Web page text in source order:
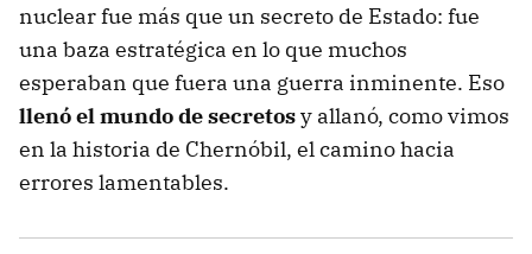
nuclear fue más que un secreto de Estado: fue
una baza estratégica en lo que muchos
esperaban que fuera una guerra inminente. Eso
llenó el mundo de secretosy allanó, como vimos
en la historia de Chernóbil, el camino hacia
errores lamentables.